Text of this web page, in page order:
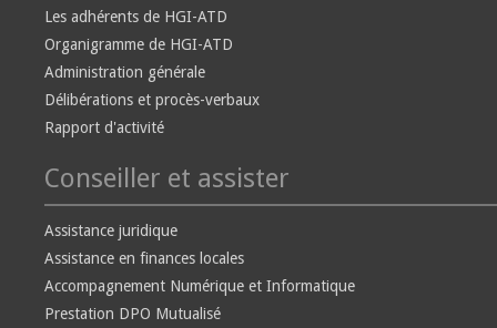
Les adhérents de HGI-ATD
Organigramme de HGI-ATD
Administration générale
Délibérations et procès-verbaux
Rapport d'activité
Conseiller et assister
Assistance juridique
Assistance en finances locales
Accompagnement Numérique et Informatique
Prestation DPO Mutualisé